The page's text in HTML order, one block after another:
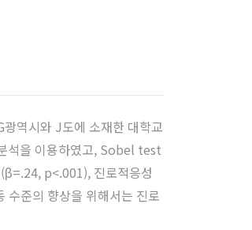
역시와 J도에 소재한 대학교
석을 이용하였고, Sobel test
p<.001), 진로적응성
준의 향상을 위해서는 진로